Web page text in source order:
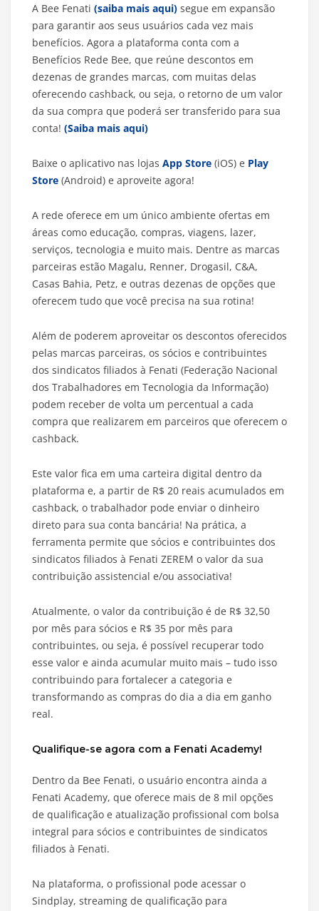
A Bee Fenati (saiba mais aqui) segue em expansão
para garantir aos seus usuários cada vez mais
benefícios. Agora a plataforma conta com a
Benefícios Rede Bee, que reúne descontos em
dezenas de grandes marcas, com muitas delas
oferecendo cashback, ou seja, o retorno de um valor
da sua compra que poderá ser transferido para sua
conta! (Saiba mais aqui)
Baixe o aplicativo nas lojas App Store (iOS) e Play
Store (Android) e aproveite agora!
A rede oferece em um único ambiente ofertas em
áreas como educação, compras, viagens, lazer,
serviços, tecnologia e muito mais. Dentre as marcas
parceiras estão Magalu, Renner, Drogasil, C&A,
Casas Bahia, Petz, e outras dezenas de opções que
oferecem tudo que você precisa na sua rotina!
Além de poderem aproveitar os descontos oferecidos
pelas marcas parceiras, os sócios e contribuintes
dos sindicatos filiados à Fenati (Federação Nacional
dos Trabalhadores em Tecnologia da Informação)
podem receber de volta um percentual a cada
compra que realizarem em parceiros que oferecem o
cashback.
Este valor fica em uma carteira digital dentro da
plataforma e, a partir de R$ 20 reais acumulados em
cashback, o trabalhador pode enviar o dinheiro
direto para sua conta bancária! Na prática, a
ferramenta permite que sócios e contribuintes dos
sindicatos filiados à Fenati ZEREM o valor da sua
contribuição assistencial e/ou associativa!
Atualmente, o valor da contribuição é de R$ 32,50
por mês para sócios e R$ 35 por mês para
contribuintes, ou seja, é possível recuperar todo
esse valor e ainda acumular muito mais – tudo isso
contribuindo para fortalecer a categoria e
transformando as compras do dia a dia em ganho
real.
Qualifique-se agora com a Fenati Academy!
Dentro da Bee Fenati, o usuário encontra ainda a
Fenati Academy, que oferece mais de 8 mil opções
de qualificação e atualização profissional com bolsa
integral para sócios e contribuintes de sindicatos
filiados à Fenati.
Na plataforma, o profissional pode acessar o
Sindplay, streaming de qualificação para